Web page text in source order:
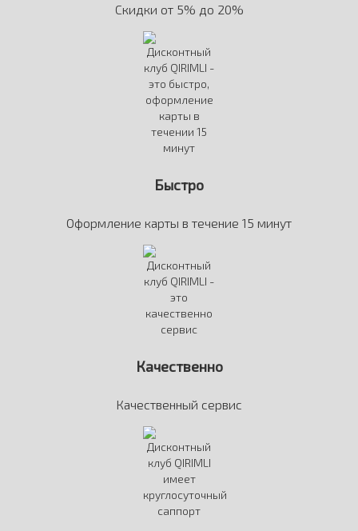
Скидки от 5% до 20%
Быстро
Оформление карты в течение 15 минут
Качественно
Качественный сервис